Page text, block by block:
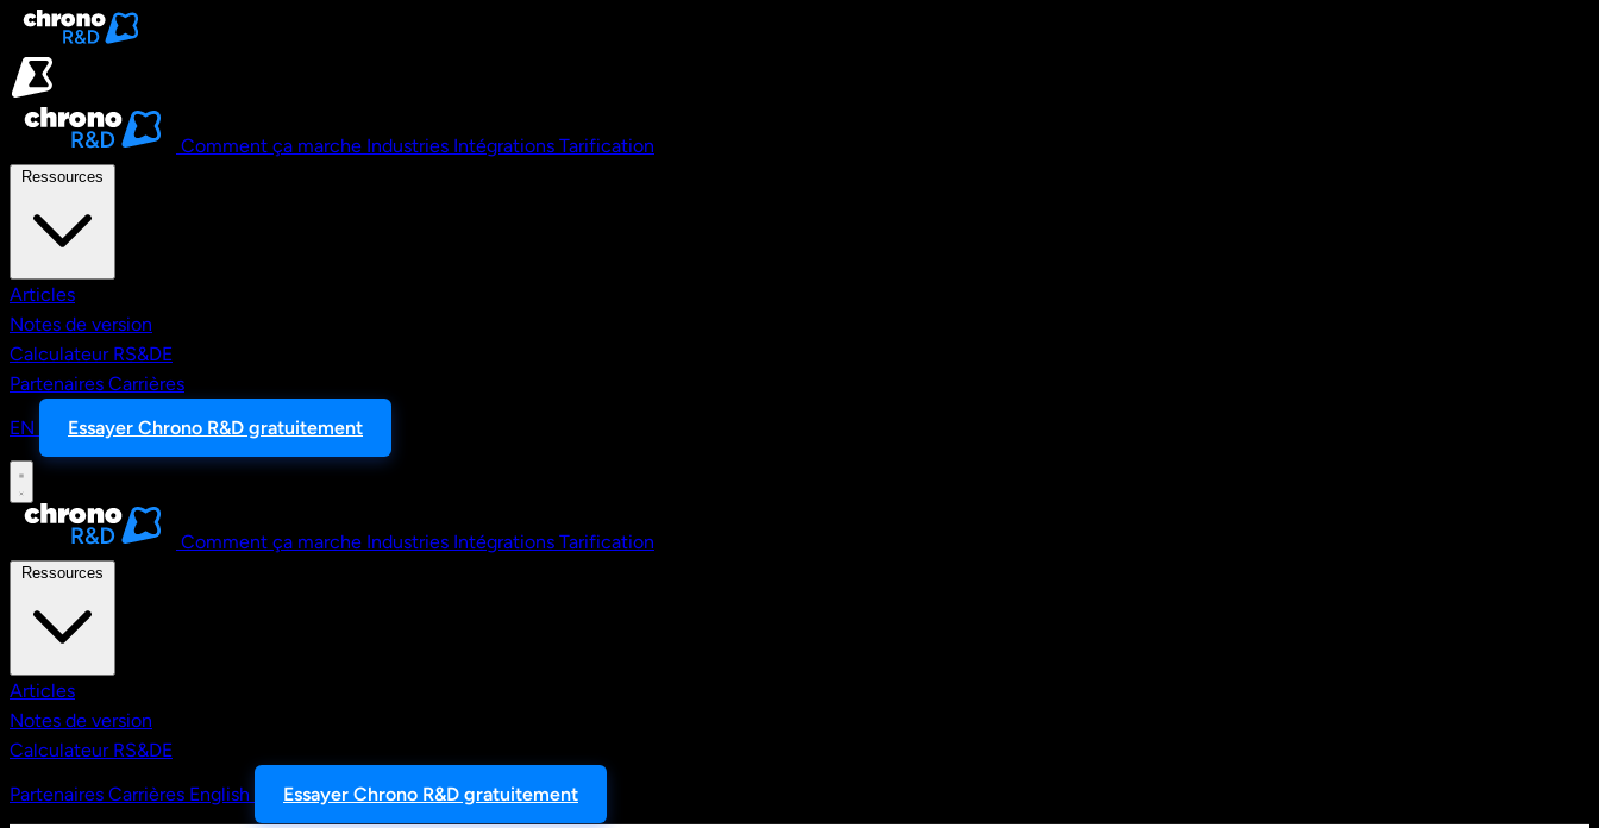
Aller au contenu principal
Comment ça marche Industries Intégrations Tarification
Articles
Notes de version
Calculateur RS&DE
Partenaires Carrières
EN
Essayer Chrono R&D gratuitement
Comment ça marche Industries Intégrations Tarification
Articles
Notes de version
Calculateur RS&DE
Partenaires Carrières English Essayer Chrono R&D gratuitement